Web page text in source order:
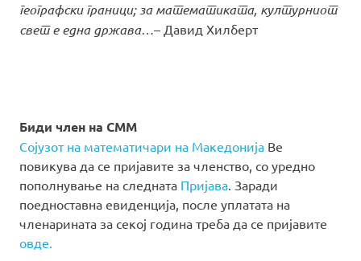
географски граници; за математиката, културниот
свет е една држава…– Давид Хилберт
Биди член на СММ
Сојузот на математичари на Македонија Ве
повикува да се пријавите за членство, со уредно
пополнување на следната Пријава. Заради
поедноставна евиденција, после уплатата на
членарината за секој година треба да се пријавите
овде.